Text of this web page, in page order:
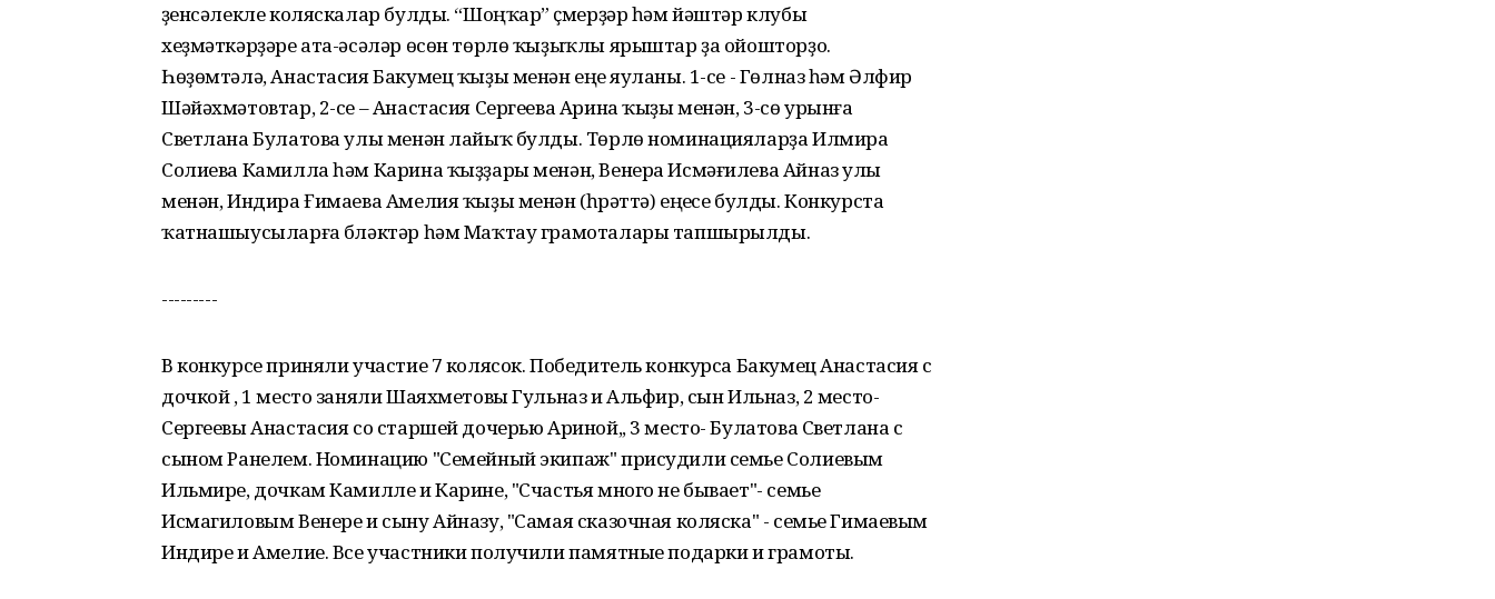
үҙенсәлекле коляскалар булды. “Шоңҡар” үҫмерҙәр һәм йәштәр клубы
хеҙмәткәрҙәре ата-әсәләр өсөн төрлө ҡыҙыҡлы ярыштар ҙа ойошторҙо.
Һөҙөмтәлә, Анастасия Бакумец ҡыҙы менән еңеү яуланы. 1-се - Гөлназ һәм Әлфир
Шәйәхмәтовтар, 2-се – Анастасия Сергеева Арина ҡыҙы менән, 3-сө урынға
Светлана Булатова улы менән лайыҡ булды. Төрлө номинацияларҙа Илмира
Солиева Камилла һәм Карина ҡыҙҙары менән, Венера Исмәғилева Айназ улы
менән, Индира Ғимаева Амелия ҡыҙы менән (һүрәттә) еңеүсе булды. Конкурста
ҡатнашыусыларға бүләктәр һәм Маҡтау грамоталары тапшырылды.
---------
В конкурсе приняли участие 7 колясок. Победитель конкурса Бакумец Анастасия с
дочкой , 1 место заняли Шаяхметовы Гульназ и Альфир, сын Ильназ, 2 место-
Сергеевы Анастасия со старшей дочерью Ариной,, 3 место- Булатова Светлана с
сыном Ранелем. Номинацию "Семейный экипаж" присудили семье Солиевым
Ильмире, дочкам Камилле и Карине, "Счастья много не бывает"- семье
Исмагиловым Венере и сыну Айназу, "Самая сказочная коляска" - семье Гимаевым
Индире и Амелие. Все участники получили памятные подарки и грамоты.